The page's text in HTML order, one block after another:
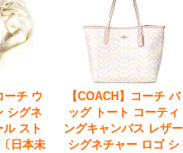
ーチ ウ
シグネ
スト
日本未
【COACH】コーチ バ
ッグ トート コーティ
ングキャンバス レザー
シグネチャー ロゴ シ